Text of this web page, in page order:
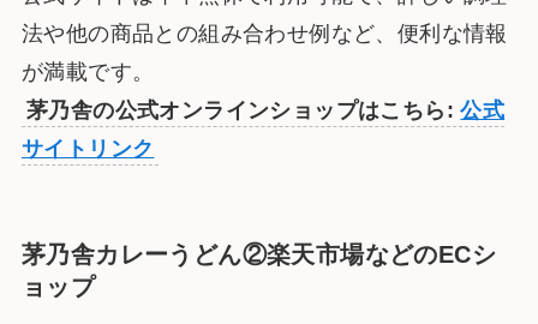
法や他の商品との組み合わせ例など、便利な情報
が満載です。
茅乃舎の公式オンラインショップはこちら:公式
サイトリンク
茅乃舎カレーうどん②楽天市場などのECシ
ョップ